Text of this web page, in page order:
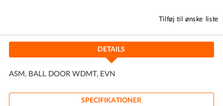
Tilføj til ønske liste
DETAILS
ASM, BALL DOOR WDMT, EVN
SPECIFIKATIONER